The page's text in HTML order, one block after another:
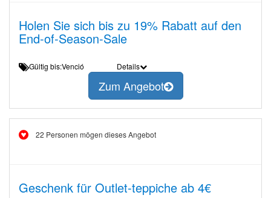
Holen Sie sich bis zu 19% Rabatt auf den
End-of-Season-Sale
Gültig bis:Venció Details
Zum Angebot
22 Personen mögen dieses Angebot
Geschenk für Outlet-teppiche ab 4€